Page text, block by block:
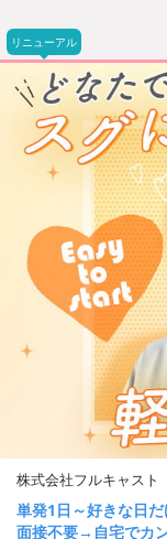
リニューアル
株式会社フルキャスト
単発1日～好きな日
面接不要→自宅でカ